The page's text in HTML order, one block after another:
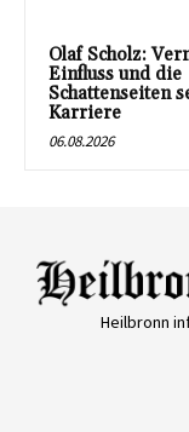
Olaf Scholz:
Einfluss und die
Schattenseiten
Karriere
06.08.2026
Heilbronn